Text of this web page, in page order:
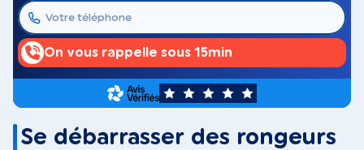
On vous rappelle sous 15min
5
Se débarrasser des rongeurs